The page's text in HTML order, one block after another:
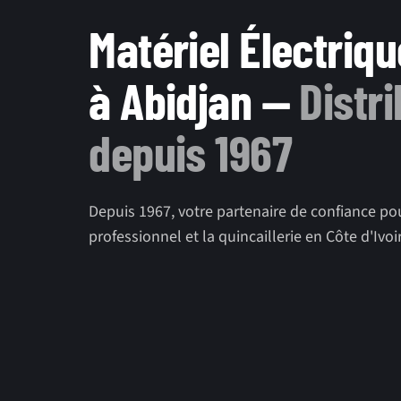
Matériel
à Abidjan —
depuis 1967
Depuis 1967, votre partenaire de confiance
professionnel et la quincaillerie en Côte